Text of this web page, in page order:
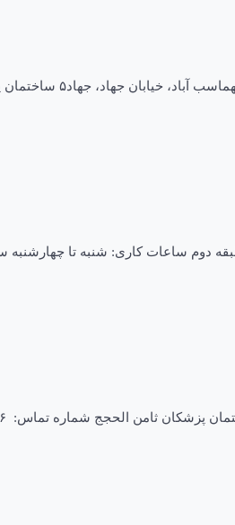
دکتر مریم عامی زاده فلوشیپ اتولوژی –